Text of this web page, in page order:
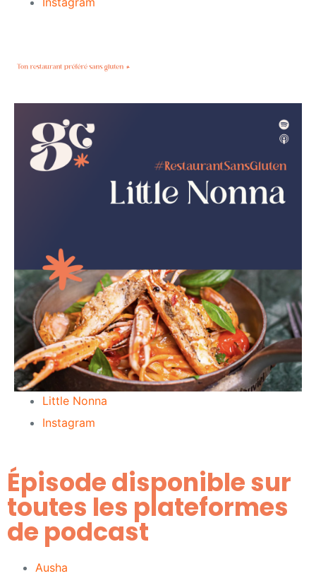
Little Nonna
Instagram
Épisode disponible sur
toutes les plateformes
de podcast​
Ausha